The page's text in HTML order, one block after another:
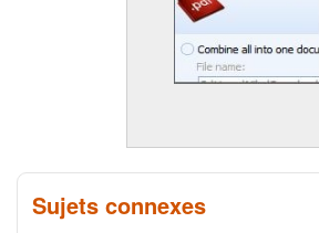
Sujets connexes